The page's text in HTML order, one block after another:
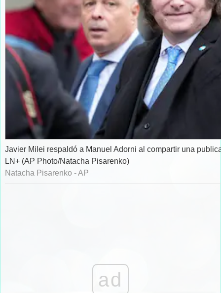
Javier Milei respaldó a Manuel Adorni al compartir una
LN+ (AP Photo/Natacha Pisarenko)
Natacha Pisarenko - AP
ad